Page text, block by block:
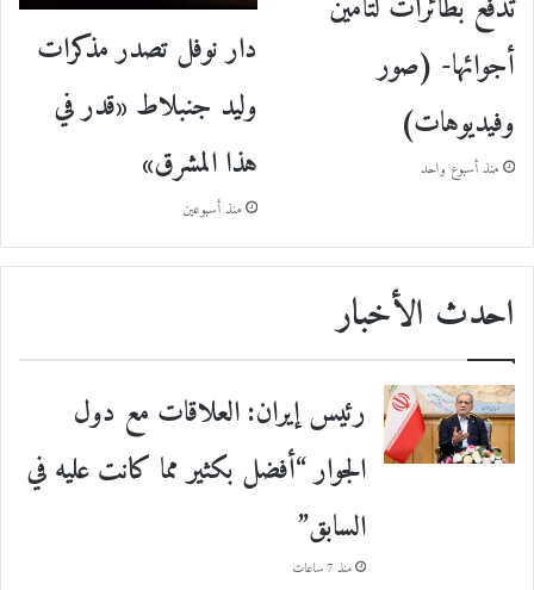
تدفع بطائرات لتأمين
أجوائها- (صور
وفيديوهات)
منذ أسبوع واحد
دار نوفل تصدر مذكرات
وليد جنبلاط «قدر في
هذا المشرق»
منذ أسبوعين
احدث الأخبار
رئيس إيران: العلاقات مع دول
الجوار “أفضل بكثير مما كانت عليه في
السابق”
منذ 7 ساعات